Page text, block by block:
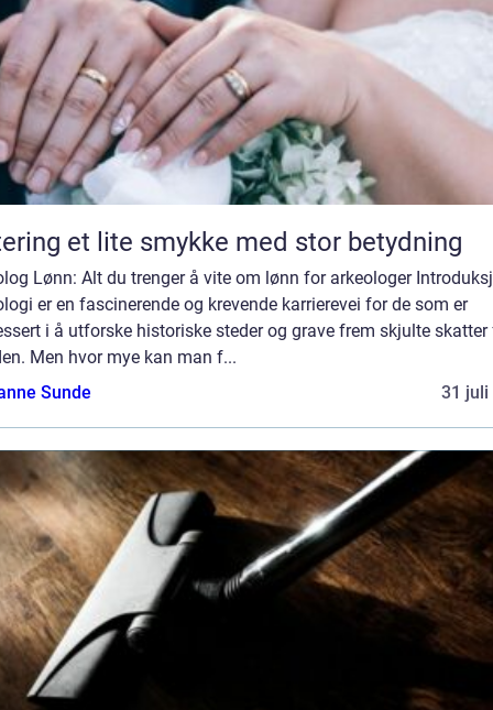
Giftering et lite smykke med stor betydning
Lønn: Alt du trenger å vite om lønn for arkeologer
er en fascinerende og krevende karrierevei for de som er
i å utforske historiske steder og grave frem skjulte skatter
Men hvor mye kan man f...
Sunde
31 juli